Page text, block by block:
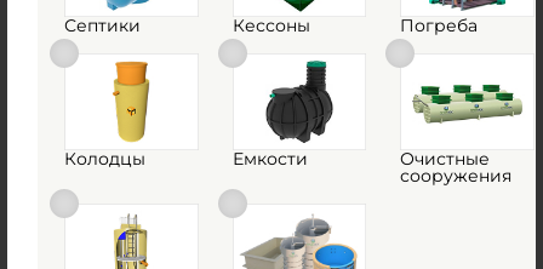
Емкость ГРИНЛОС 19 м3 горизонтальная
цилиндрическая подземная
Есть в наличии
Септики Кессоны Погреба
Колодцы Емкости Очистные
сооружения